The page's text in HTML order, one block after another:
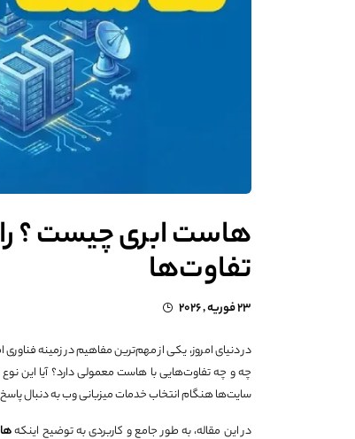
هاست ابری چیست ؟
تفاوت‌ها
23 فوریه , 2026
در دنیای امروز، یکی از مهم‌ترین مفاهیم در زمینه
چه و چه تفاوت‌هایی با هاست معمولی دارد؟ آیا این
سایت‌ها هنگام انتخاب خدمات میزبانی وب به دنبال
در این مقاله، به طور جامع و کاربردی به توضیح اینکه